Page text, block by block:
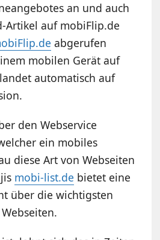
an und auch
Artikel auf mobiFlip.de
abgerufen
mobilen Gerät auf
automatisch auf
den Webservice
ein mobiles
diese Art von Webseiten
mobi-list.de bietet eine
über die wichtigsten